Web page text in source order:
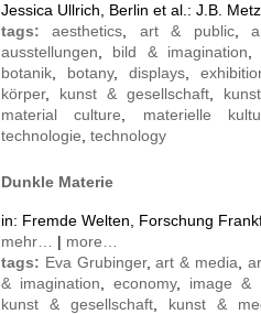
Jessica Ullrich, Berlin et al.: J.B.
tags:aesthetics, art & public,
ausstellungen, bild & imagination,
botanik, botany, displays,
körper, kunst & gesellschaft,
material culture, materielle
technologie, technology
Dunkle Materie
in: Fremde Welten, Forschung
mehr… | more…
tags: Eva Grubinger,art & media,
& imagination,economy, image &
kunst & gesellschaft, kunst &